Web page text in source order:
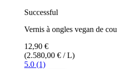
Successful
Vernis à ongles vegan de
12,90 €
(2.580,00 € / L)
5.0 (1)